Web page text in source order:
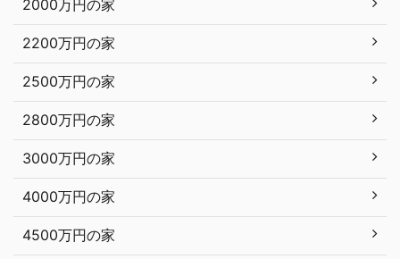
2000万円の家
2200万円の家
2500万円の家
2800万円の家
3000万円の家
4000万円の家
4500万円の家